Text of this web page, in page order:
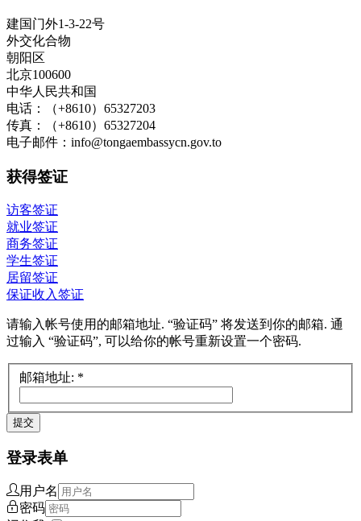
建国门外1-3-22号
外交化合物
朝阳区
北京100600
中华人民共和国
电话：（+8610）65327203
传真：（+8610）65327204
电子邮件： info@tongaembassycn.gov.to
获得签证
访客签证
就业签证
商务签证
学生签证
居留签证
保证收入签证
请输入帐号使用的邮箱地址. “验证码” 将发送到你的邮箱. 通
过输入 “验证码”, 可以给你的帐号重新设置一个密码.
邮箱地址: *
提交
登录表单
用户名
密码